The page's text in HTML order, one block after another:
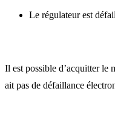
Le régulateur est
Il est possible d’acquitter le
ait pas de défaillance